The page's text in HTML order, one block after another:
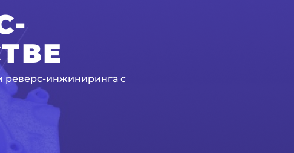
реверс-инжиниринга с